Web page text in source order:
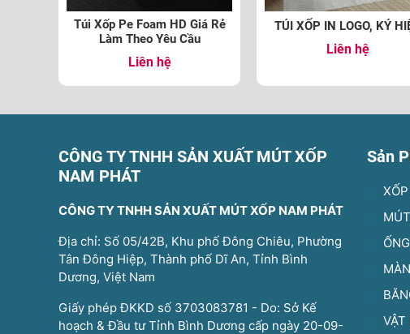
Túi Xốp Pe Foam HD Giá Rẻ
Làm Theo Yêu Cầu
Liên hệ
TÚI XỐP IN LOGO, KÝ
Liên hệ
CÔNG TY TNHH SẢN XUẤT MÚT XỐP
NAM PHÁT
CÔNG TY TNHH SẢN XUẤT MÚT XỐP NAM PHÁT
Địa chỉ: Số 05/42B, Khu phố Đông Chiêu, Phường
Tân Đông Hiệp, Thành phố Dĩ An, Tỉnh Bình
Dương, Việt Nam
Giấy phép ĐKKD số 3703083781 - Do: Sở Kế
hoạch & Đầu tư Tỉnh Bình Dương cấp ngày 20-09-
Sản
VẬT